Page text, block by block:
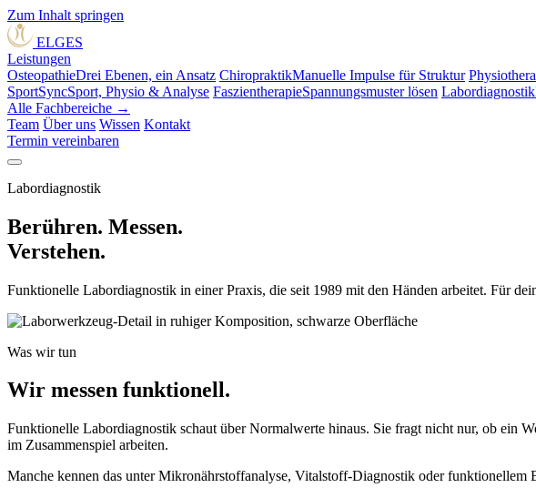
Zum Inhalt springen
ELGES
Leistungen
OsteopathieDrei Ebenen, ein Ansatz ChiropraktikManuelle Impulse für Struktur
SportSyncSport, Physio & Analyse FaszientherapieSpannungsmuster lösen Labordiagnostik
Alle Fachbereiche →
Team Über uns Wissen Kontakt
Termin vereinbaren
Labordiagnostik
Berühren. Messen.
Verstehen.
Funktionelle Labordiagnostik in einer Praxis, die seit 1989 mit den Händen arbeitet. Für
Was wir tun
Wir messen funktionell.
Funktionelle Labordiagnostik schaut über Normalwerte hinaus. Sie fragt nicht nur, ob ein
im Zusammenspiel arbeiten.
Manche kennen das unter Mikronährstoffanalyse, Vitalstoff-Diagnostik oder funktionellem